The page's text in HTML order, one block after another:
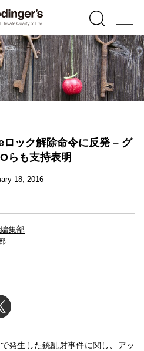
ック解除命令に反発 – グ
らも支持表明
18, 2016
集部
発生した銃乱射事件に関し、アッ